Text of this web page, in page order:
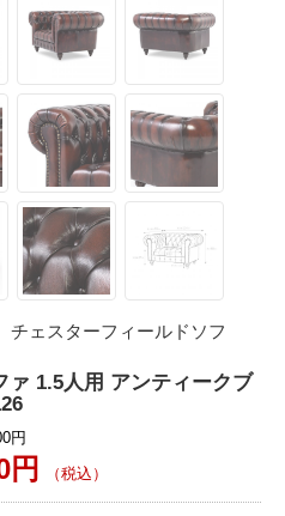
ェスターフィールドソフ
ァ 1.5人用 アンティークブ
円
円 （税込）